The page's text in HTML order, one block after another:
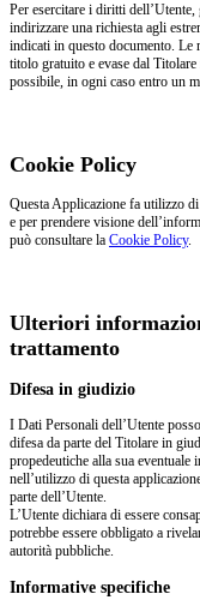
Per esercitare i diritti
indirizzare una richiesta agli
indicati in questo documento. Le
titolo gratuito e evase dal
possibile, in ogni caso entro un
Cookie Policy
Questa Applicazione fa utilizzo
e per prendere visione
può consultare la Cookie Policy.
Ulteriori
trattamento
Difesa in giudizio
I Dati Personali dell’Utente
difesa da parte del Titolare in
propedeutiche alla sua eventuale
nell’utilizzo di questa
parte dell’Utente.
L’Utente dichiara di essere
potrebbe essere obbligato a
autorità pubbliche.
Informative specifiche